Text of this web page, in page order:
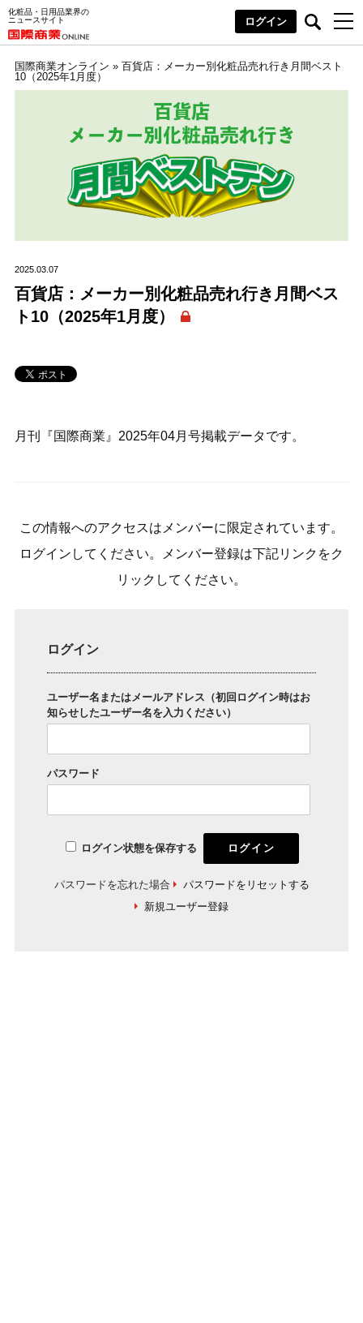
化粧品・日用品業界の
ニュースサイト
ログイン
国際商業オンライン » 百貨店：メーカー別化粧品売れ行き月間ベスト
10（2025年1月度）
2025.03.07
百貨店：メーカー別化粧品売れ行き月間ベス
ト10（2025年1月度）
月刊『国際商業』2025年04月号掲載データです。
この情報へのアクセスはメンバーに限定されています。
ログインしてください。メンバー登録は下記リンクをク
リックしてください。
ログイン
ユーザー名またはメールアドレス（初回ログイン時はお
知らせしたユーザー名を入力ください）
パスワード
ログイン状態を保存する
パスワードを忘れた場合
パスワードをリセットする
新規ユーザー登録